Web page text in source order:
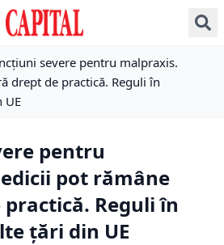
severe pentru malpraxis.
drept de practică. Reguli în
UE
pentru
pot rămâne
Reguli în
țări din UE